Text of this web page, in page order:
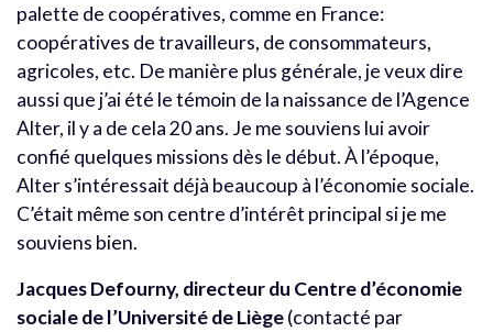
palette de coopératives, comme en France:
coopératives de travailleurs, de consommateurs,
agricoles, etc. De manière plus générale, je veux dire
aussi que j’ai été le témoin de la naissance de l’Agence
Alter, il y a de cela 20 ans. Je me souviens lui avoir
confié quelques missions dès le début. À l’époque,
Alter s’intéressait déjà beaucoup à l’économie sociale.
C’était même son centre d’intérêt principal si je me
souviens bien.
Jacques Defourny, directeur du Centre d’économie
sociale de l’Université de Liège(contacté par